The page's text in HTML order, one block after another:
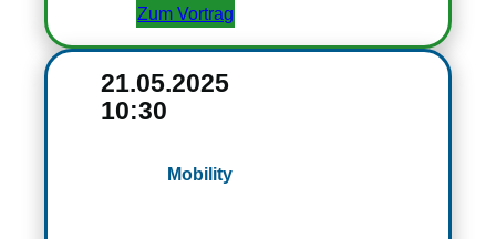
Zum Vortrag
21.05.2025
10:30
Mobility